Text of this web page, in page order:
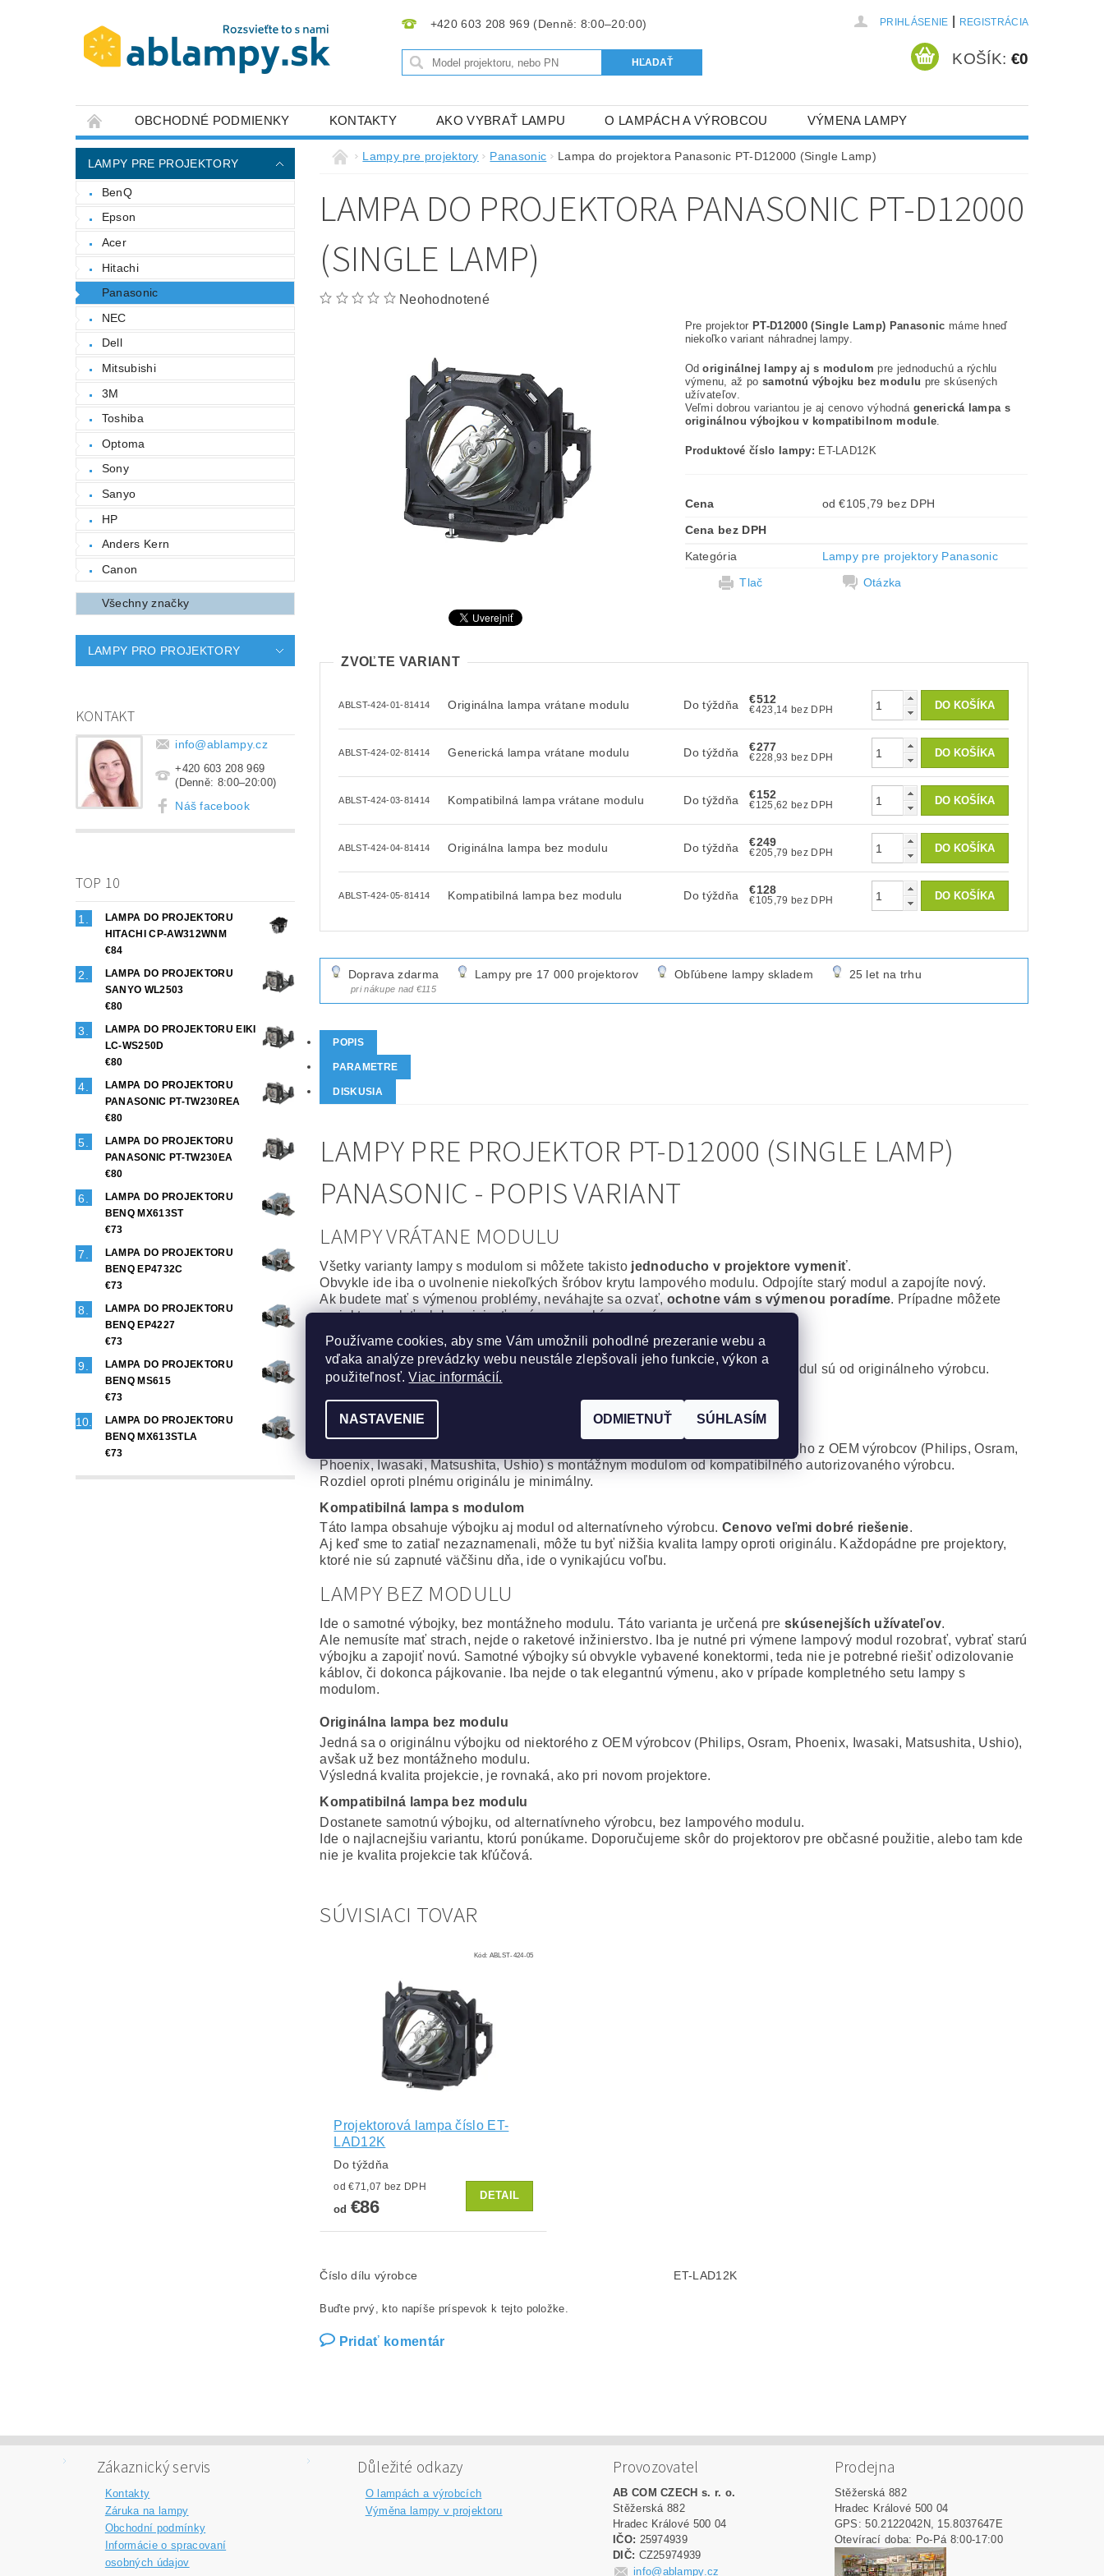
+420 603 208 969 PRIHLÁSENIE REGISTRÁCIA
KOŠÍK: €0
OBCHODNÉ PODMIENKY KONTAKTY AKO VYBRAŤ LAMPU O LAMPÁCH A VÝROBCOU VÝMENA LAMPY
LAMPY PRE PROJEKTORY
BenQ
Epson
Acer
Hitachi
Panasonic
NEC
Dell
Mitsubishi
3M
Toshiba
Optoma
Sony
Sanyo
HP
Anders Kern
Canon
Všechny značky
LAMPY PRO PROJEKTORY
KONTAKT
info@ablampy.cz
+420 603 208 969
(Denně: 8:00–20:00)
Náš facebook
TOP 10
LAMPA DO PROJEKTORU
HITACHI CP-AW312WNM
€84
LAMPA DO PROJEKTORU
SANYO WL2503
€80
LAMPA DO PROJEKTORU EIKI
LC-WS250D
€80
LAMPA DO PROJEKTORU
PANASONIC PT-TW230REA
€80
LAMPA DO PROJEKTORU
PANASONIC PT-TW230EA
€80
LAMPA DO PROJEKTORU
BENQ MX613ST
€73
LAMPA DO PROJEKTORU
BENQ EP4732C
€73
LAMPA DO PROJEKTORU
BENQ EP4227
€73
LAMPA DO PROJEKTORU
BENQ MS615
€73
LAMPA DO PROJEKTORU
BENQ MX613STLA
€73
Lampy pre projektory Panasonic Lampa do projektora Panasonic PT-D12000 (Single Lamp)
LAMPA DO PROJEKTORA PANASONIC PT-D12000
(SINGLE LAMP)
Neohodnotené
Pre projektor PT-D12000 (Single Lamp) Panasonic máme hneď
niekoľko variant náhradnej lampy.
Odoriginálnej lampy aj s modulom pre jednoduchú a rýchlu
výmenu, až po samotnú výbojku bez modulu pre skúsených
užívateľov.
Veľmi dobrou variantou je aj cenovo výhodná generická lampa s
originálnou výbojkou v kompatibilnom module.
Produktové číslo lampy: ET-LAD12K
Cena
od €105,79 bez DPH
Cena bez DPH
Kategória
Lampy pre projektory Panasonic
Tlač
Otázka
ZVOĽTE VARIANT
ABLST-424-01-81414 Originálna lampa vrátane modulu Do týždňa €512
€423,14 bez DPH
ABLST-424-02-81414 Generická lampa vrátane modulu Do týždňa €277
€228,93 bez DPH
ABLST-424-03-81414 Kompatibilná lampa vrátane modulu Do týždňa €152
€125,62 bez DPH
ABLST-424-04-81414 Originálna lampa bez modulu Do týždňa €249
€205,79 bez DPH
ABLST-424-05-81414 Kompatibilná lampa bez modulu Do týždňa €128
€105,79 bez DPH
Doprava zdarma
pri nákupe nad €115
Lampy pre 17 000 projektorov Obľúbene lampy skladem 25 let na trhu
POPIS
PARAMETRE
DISKUSIA
LAMPY PRE PROJEKTOR PT-D12000 (SINGLE LAMP)
PANASONIC - POPIS VARIANT
LAMPY VRÁTANE MODULU
Všetky varianty lampy s modulom si môžete takisto jednoducho v projektore vymeniť.
Obvykle ide iba o uvolnenie niekoľkých šróbov krytu lampového modulu. Odpojíte starý modul a zapojíte nový.
Ak budete mať s výmenou problémy, neváhajte sa ozvať, ochotne vám s výmenou poradíme. Prípadne môžete
projektor poslať, alebo priniesť a výmenu urobíme za vás.
Originálna lampa vrátane modulu
To najlepšie, čo môžete svojmu projektoru zaobstarať. Výbojka aj montážny modul sú od originálneho výrobcu.
Projektor bude povýmene ako nový
Maximálna spoľahlivosť a výdrž bez kompromisov.
Generická lampa vrátane modulu
Veľmi dobré riešenie, za výhodnú cenu. Kvalitná originálna výbojka od niektorého z OEM výrobcov (Philips, Osram,
Phoenix, Iwasaki, Matsushita, Ushio) s montážnym modulom od kompatibilného autorizovaného výrobcu.
Rozdiel oproti plnému originálu je minimálny.
Kompatibilná lampa s modulom
Táto lampa obsahuje výbojku aj modul od alternatívneho výrobcu. Cenovo veľmi dobré riešenie.
Aj keď sme to zatiaľ nezaznamenali, môže tu byť nižšia kvalita lampy oproti originálu. Každopádne pre projektory,
ktoré nie sú zapnuté väčšinu dňa, ide o vynikajúcu voľbu.
LAMPY BEZ MODULU
Ide o samotné výbojky, bez montážneho modulu. Táto varianta je určená preskúsenejších užívateľov.
Ale nemusíte mať strach, nejde o raketové inžinierstvo. Iba je nutné pri výmene lampový modul rozobrať, vybrať starú
výbojku a zapojiť novú. Samotné výbojky sú obvykle vybavené konektormi, teda nie je potrebné riešiť odizolovanie
káblov, či dokonca pájkovanie. Iba nejde o tak elegantnú výmenu, ako v prípade kompletného setu lampy s
modulom.
Originálna lampa bez modulu
Jedná sa o originálnu výbojku od niektorého z OEM výrobcov (Philips, Osram, Phoenix, Iwasaki, Matsushita, Ushio),
avšak už bez montážneho modulu.
Výsledná kvalita projekcie, je rovnaká, ako pri novom projektore.
Kompatibilná lampa bez modulu
Dostanete samotnú výbojku, od alternatívneho výrobcu, bez lampového modulu.
Ide o najlacnejšiu variantu, ktorú ponúkame. Doporučujeme skôr do projektorov pre občasné použitie, alebo tam kde
nie je kvalita projekcie tak kľúčová.
SÚVISIACI TOVAR
Kód: ABLST-424-05
Projektorová lampa číslo ET-
LAD12K
Do týždňa
od €71,07 bez DPH
od €86
DETAIL
Číslo dílu výrobce ET-LAD12K
Buďte prvý, kto napíše príspevok k tejto položke.
Pridať komentár
Zákaznický servis
Kontakty
Záruka na lampy
Obchodní podmínky
Informácie o spracovaní
osobných údajov
Důležité odkazy
O lampách a výrobcích
Výměna lampy v projektoru
Provozovatel
AB COM CZECH s. r. o.
Stěžerská 882
Hradec Králové 500 04
IČO: 25974939
DIČ: CZ25974939
info@ablampy.cz
Prodejna
Stěžerská 882
Hradec Králové 500 04
GPS: 50.2122042N, 15.8037647E
Otevírací doba: Po-Pá 8:00-17:00
Používame cookies, aby sme Vám umožnili pohodlné prezeranie webu a
vďaka analýze prevádzky webu neustále zlepšovali jeho funkcie, výkon a
použiteľnosť.Viac informácií.
NASTAVENIE ODMIETNUŤ SÚHLASÍM